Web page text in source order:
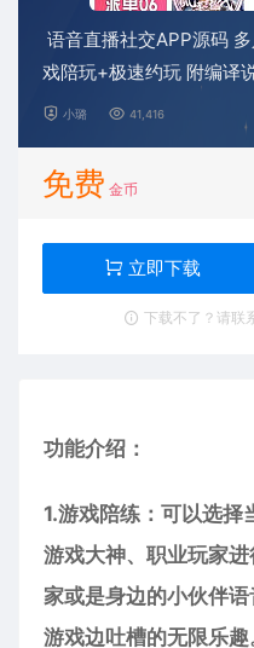
语音直播社交APP源码
戏陪玩+极速约玩 附编译
小璐 41,416
免费 金币
立即下载
下载不了？请联
功能介绍：
1.游戏陪练：可以选择
游戏大神、职业玩家
家或是身边的小伙伴
游戏边吐槽的无限乐趣